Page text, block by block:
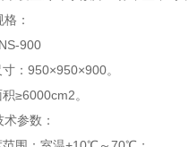
：
900
：950×950×900。
≥6000cm2。
参数：